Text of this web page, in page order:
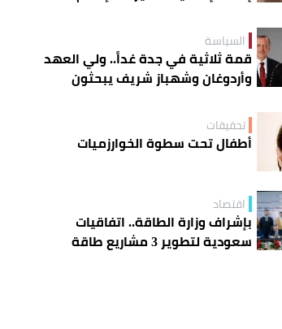
السياسة
قمة ثلاثية في جدة غداً.. ولي العهد
وأردوغان وشهباز شريف يبحثون
تحقيقات
أطفال تحت سطوة الخوارزميات
اقتصاد
بإشراف وزارة الطاقة.. اتفاقيات
سعودية لتطوير 3 مشاريع طاقة